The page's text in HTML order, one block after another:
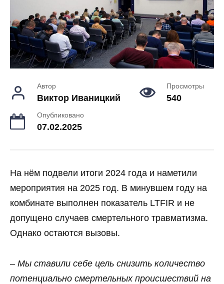
Автор
Виктор Иваницкий
Просмотры
540
Опубликовано
07.02.2025
На нём подвели итоги 2024 года и наметили
мероприятия на 2025 год. В минувшем году на
комбинате выполнен показатель LTFIR и не
допущено случаев смертельного травматизма.
Однако остаются вызовы.
‒ Мы ставили себе цель снизить количество
потенциально смертельных происшествий на